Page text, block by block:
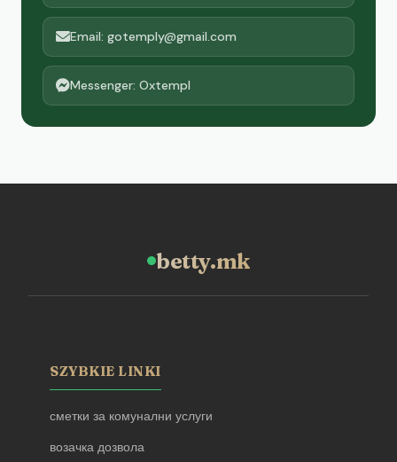
Email: gotemply@gmail.com
Messenger: Oxtempl
betty.mk
SZYBKIE LINKI
сметки за комунални услуги
возачка дозвола